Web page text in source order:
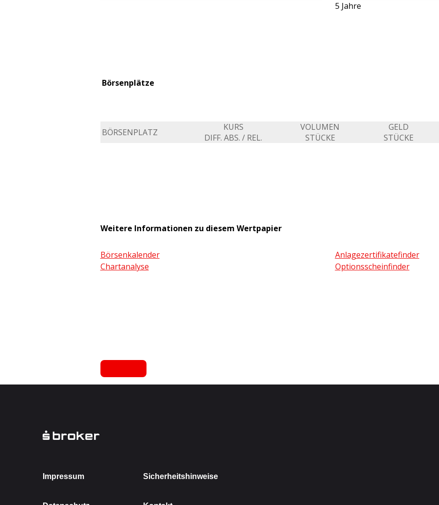
5 Jahre
Börsenplätze
BÖRSENPLATZ
KURS
DIFF. ABS. / REL.
VOLUMEN
STÜCKE
GELD
STÜCKE
Weitere Informationen zu diesem Wertpapier
Börsenkalender
Chartanalyse
Anlagezertifikatefinder
Optionsscheinfinder